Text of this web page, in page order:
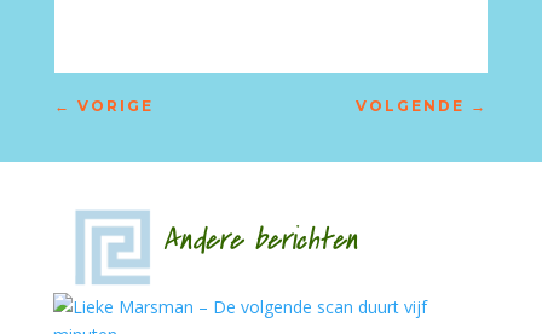
← VORIGE VOLGENDE →
Andere berichten